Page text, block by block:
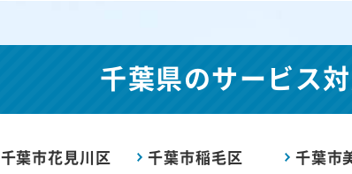
千葉県のサービス
千葉市花見川区 千葉市稲毛区 千葉市